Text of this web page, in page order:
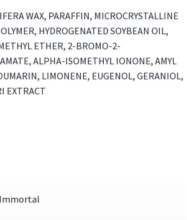
WAX, PARAFFIN, MICROCRYSTALLINE
HYDROGENATED SOYBEAN OIL,
ETHER, 2-BROMO-2-
ALPHA-ISOMETHYL IONONE, AMYL
LIMONENE, EUGENOL, GERANIOL,
EXTRACT
Immortal